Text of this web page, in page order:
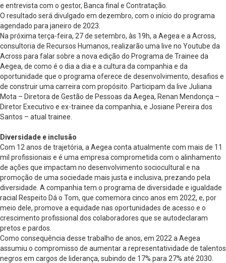
e entrevista com o gestor, Banca final e Contratação.
O resultado será divulgado em dezembro, com o início do programa
agendado para janeiro de 2023.
Na próxima terça-feira, 27 de setembro, às 19h, a Aegea e a Across,
consultoria de Recursos Humanos, realizarão uma live no Youtube da
Across para falar sobre a nova edição do Programa de Trainee da
Aegea, de como é o dia a dia e a cultura da companhia e da
oportunidade que o programa oferece de desenvolvimento, desafios e
de construir uma carreira com propósito. Participam da live Juliana
Mota – Diretora de Gestão de Pessoas da Aegea, Renan Mendonça –
Diretor Executivo e ex-trainee da companhia, e Josiane Pereira dos
Santos – atual trainee.
Diversidade e inclusão
Com 12 anos de trajetória, a Aegea conta atualmente com mais de 11
mil profissionais e é uma empresa comprometida com o alinhamento
de ações que impactam no desenvolvimento sociocultural e na
promoção de uma sociedade mais justa e inclusiva, prezando pela
diversidade. A companhia tem o programa de diversidade e igualdade
racial Respeito Dá o Tom, que comemora cinco anos em 2022, e, por
meio dele, promove a equidade nas oportunidades de acesso e o
crescimento profissional dos colaboradores que se autodeclaram
pretos e pardos.
Como consequência desse trabalho de anos, em 2022 a Aegea
assumiu o compromisso de aumentar a representatividade de talentos
negros em cargos de liderança, subindo de 17% para 27% até 2030.